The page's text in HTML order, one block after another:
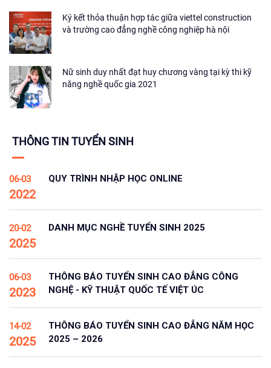
Ký kết thỏa thuận hợp tác giữa viettel construction
và trường cao đẳng nghề công nghiệp hà nội
Nữ sinh duy nhất đạt huy chương vàng tại kỳ thi kỹ
năng nghề quốc gia 2021
THÔNG TIN TUYỂN SINH
06-03
2022
QUY TRÌNH NHẬP HỌC ONLINE
20-02
2025
DANH MỤC NGHỀ TUYỂN SINH 2025
06-03
2023
THÔNG BÁO TUYỂN SINH CAO ĐẲNG CÔNG
NGHỆ - KỸ THUẬT QUỐC TẾ VIỆT ÚC
14-02
2025
THÔNG BÁO TUYỂN SINH CAO ĐẲNG NĂM HỌC
2025 – 2026